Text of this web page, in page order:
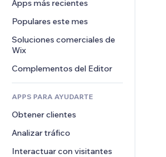
Crowdfunding
Alimentos y bebidas
PDF
Compartir archivos
Noticias
Servicios de contenido
Efectos de texto
Efectos de imágenes
Botones y menús
Banners e insignias
Calculadoras
Buscar
Chat
Comentarios
Teléfono
Comunidad
Reseñas y testimonios
Apps más recientes
Populares este mes
Soluciones comerciales de
Wix
Complementos del Editor
APPS PARA AYUDARTE
Obtener clientes
Analizar tráfico
Interactuar con visitantes